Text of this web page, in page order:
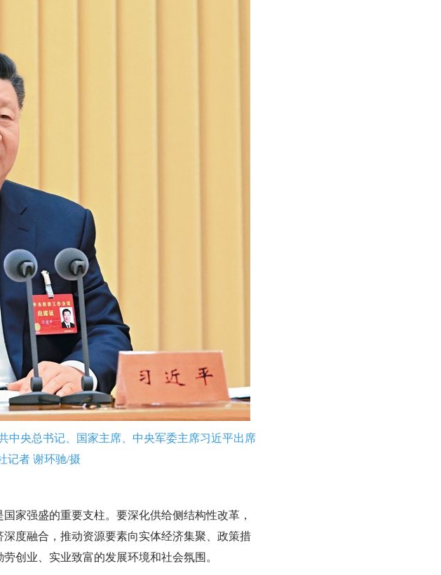
中央总书记、国家主席、中央军委主席习近平出席
记者 谢环驰/摄
家强盛的重要支柱。要深化供给侧结构性改革，
度融合，推动资源要素向实体经济集聚、政策措
创业、实业致富的发展环境和社会氛围。